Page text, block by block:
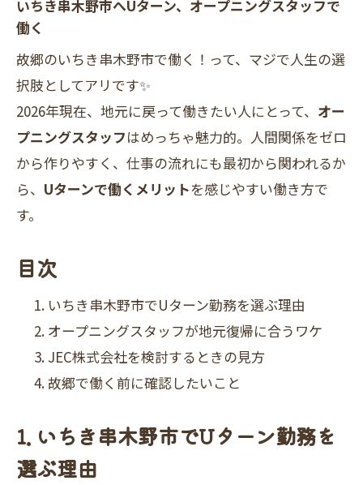
いちき串木野市へUターン、オープニングスタッフで
働く
故郷のいちき串木野市で働く！って、マジで人生の選
択肢としてアリです✨
2026年現在、地元に戻って働きたい人にとって、 オー
プニングスタッフはめっちゃ魅力的。人間関係をゼロ
から作りやすく、仕事の流れにも最初から関われるか
ら、 Uターンで働くメリットを感じやすい働き方で
す。
目次
いちき串木野市でUターン勤務を選ぶ理由
オープニングスタッフが地元復帰に合うワケ
JEC株式会社を検討するときの見方
故郷で働く前に確認したいこと
1. いちき串木野市でUターン勤務を
選ぶ理由